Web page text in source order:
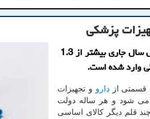
پزشكی
به گزارش آزمایشگاه رادین در 10 ماهه اول سال جاری بیشتر از 1.3
وارد شده است.
قسمتی ازدارو و تجهیزات
ارز ۴۲۰۰ تومانی می شود و هر ساله دولت
قلم دیگر کالای اساسی